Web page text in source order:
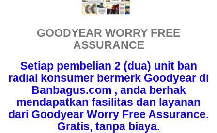
GOODYEAR WORRY FREE
ASSURANCE
Setiap pembelian 2 (dua) unit ban
radial konsumer bermerk Goodyear di
Banbagus.com , anda berhak
mendapatkan fasilitas dan layanan
dari Goodyear Worry Free Assurance.
Gratis, tanpa biaya.